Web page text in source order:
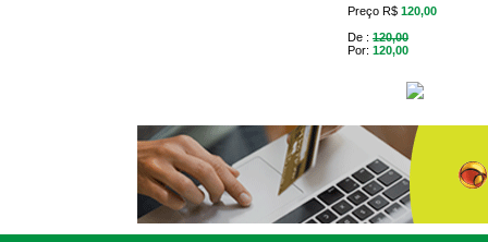
Preço R$ 120,00
De : 120,00
Por: 120,00